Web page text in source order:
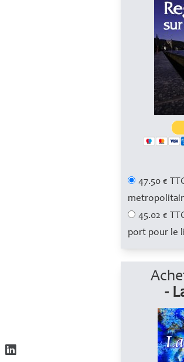
47.50 €
45.02 €
port pour le
-